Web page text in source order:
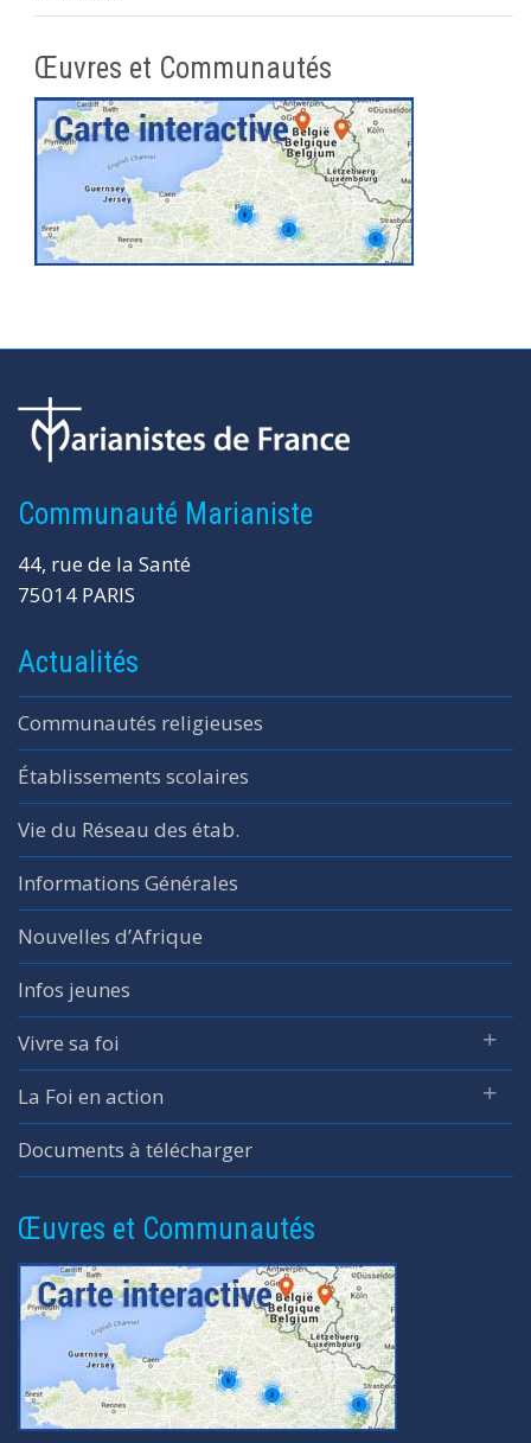
Œuvres et Communautés
Communauté Marianiste
44, rue de la Santé
75014 PARIS
Actualités
Communautés religieuses
Établissements scolaires
Vie du Réseau des étab.
Informations Générales
Nouvelles d’Afrique
Infos jeunes
Vivre sa foi
La Foi en action
Documents à télécharger
Œuvres et Communautés